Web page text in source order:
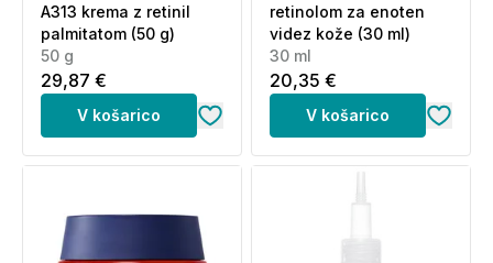
A313 krema z retinil
palmitatom (50 g)
50 g
29,87 €
V košarico
retinolom za enoten
videz kože (30 ml)
30 ml
20,35 €
V košarico